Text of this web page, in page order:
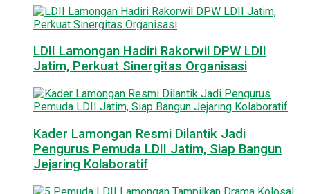
LDII Lamongan Hadiri Rakorwil DPW LDII
Jatim, Perkuat Sinergitas Organisasi
Kader Lamongan Resmi Dilantik Jadi
Pengurus Pemuda LDII Jatim, Siap Bangun
Jejaring Kolaboratif